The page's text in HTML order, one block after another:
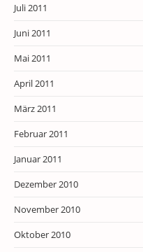
Juli 2011
Juni 2011
Mai 2011
April 2011
März 2011
Februar 2011
Januar 2011
Dezember 2010
November 2010
Oktober 2010